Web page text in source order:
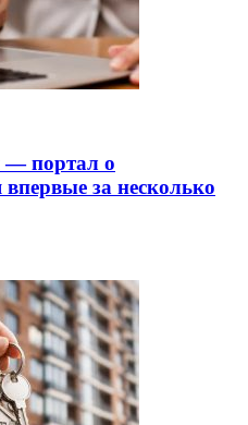
— портал о
за несколько